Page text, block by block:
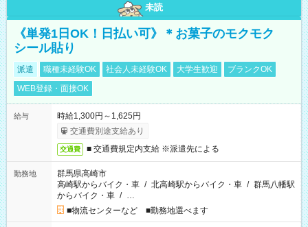
未読
《単発1日OK！日払い可》＊お菓子のモクモク
シール貼り
派遣 職種未経験OK 社会人未経験OK 大学生歓迎
ブランクOK
WEB登録・面接OK
給与
時給1,300円～1,625円
交通費別途支給あり
交通費 ■ 交通費規定内支給 ※派遣先による
勤務地
群馬県高崎市
高崎駅からバイク・車 / 北高崎駅からバイク・車 / 群馬八幡駅
からバイク・車 / …
■物流センターなど ■勤務地選べます